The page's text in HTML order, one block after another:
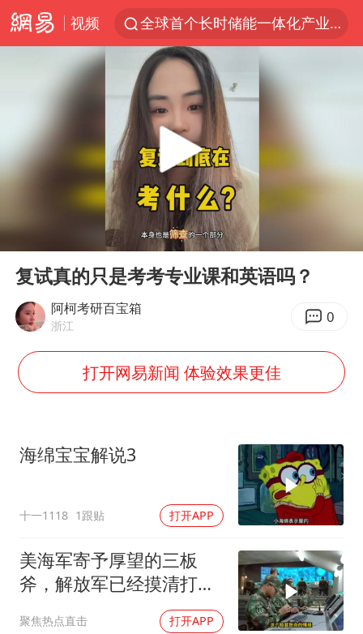
视频
全球首个长时储能一体化产业园量产
秋天的第一杯奶茶怎么选
四川宜宾高县4.9级地震致1死
中国女篮70-67险胜尼日利亚女篮
38岁演员求职万岁山NPC成功
胜宏科技：股票交易异常波动
国乒男单横滨冠军赛全军覆没
U17国足三连胜晋级明日之星半决赛
美股存储板块集体大跌
名创优品回应女子吐槽内裤质量差
日本试射“战斧”导弹，国防部回应
夯实基础开新局
Play
复试真的只是考考专业课和英语吗？
阿柯考研百宝箱
浙江 0
打开网易新闻 体验效果更佳
海绵宝宝解说3
十一1118 1跟贴 打开APP
美海军寄予厚望的三板
斧，解放军已经摸清打
法，海空一体联手接下
聚焦热点直击 打开APP